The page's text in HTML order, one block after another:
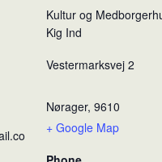
Kultur og
Kig Ind
Vestermarksvej 2
Nørager, 9610
+ Google Map